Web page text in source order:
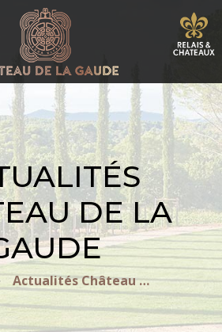
DE LA
Actualités Château de la Gaude